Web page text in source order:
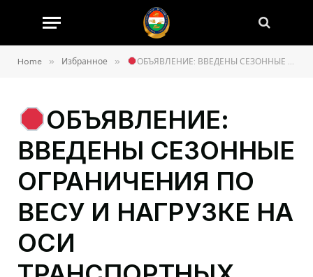
Home » Избранное » ОБЪЯВЛЕНИЕ: ВВЕДЕНЫ СЕЗОННЫЕ ОГРАНИЧЕНИЯ ПО ВЕСУ И НАГРУЗКЕ НА ОСИ ТРАНСПОРТНЫХ СРЕДСТВ ПРИ ИХ ДВИЖЕНИИ ПО АВТОМАГИСТРАЛЯМ ОБЩЕГО ПОЛЬЗОВАНИЯ.
ОБЪЯВЛЕНИЕ:
ВВЕДЕНЫ СЕЗОННЫЕ
ОГРАНИЧЕНИЯ ПО
ВЕСУ И НАГРУЗКЕ НА
ОСИ